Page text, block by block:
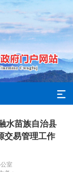
水苗族自治县
交易管理工作
室